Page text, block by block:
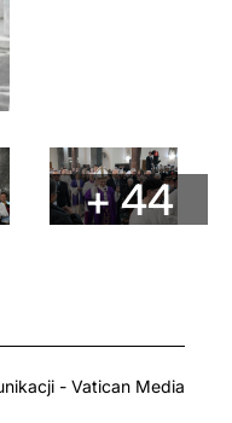
+ 44
- Vatican Media